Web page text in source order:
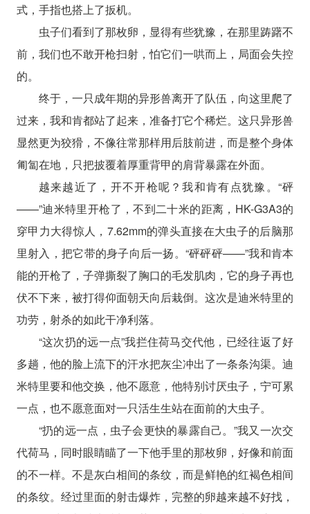
式，手指也搭上了扳机。
虫子们看到了那枚卵，显得有些犹豫，在那里踌躇不
前，我们也不敢开枪扫射，怕它们一哄而上，局面会失控
的。
终于，一只成年期的异形兽离开了队伍，向这里爬了
过来，我和肯都站了起来，准备打它个稀烂。这只异形兽
显然更为狡猾，不像往常那样用后肢前进，而是整个身体
匍匐在地，只把披覆着厚重背甲的肩背暴露在外面。
越来越近了，开不开枪呢？我和肯有点犹豫。“砰
——”迪米特里开枪了，不到二十米的距离，HK-G3A3的
穿甲力大得惊人，7.62mm的弹头直接在大虫子的后脑那
里射入，把它带的身子向后一扬。“砰砰砰——”我和肯本
能的开枪了，子弹撕裂了胸口的毛发肌肉，它的身子再也
伏不下来，被打得仰面朝天向后栽倒。这次是迪米特里的
功劳，射杀的如此干净利落。
“这次扔的远一点”我拦住荷马交代他，已经往返了好
多趟，他的脸上流下的汗水把灰尘冲出了一条条沟渠。迪
米特里要和他交换，他不愿意，他特别讨厌虫子，宁可累
一点，也不愿意面对一只活生生站在面前的大虫子。
“扔的远一点，虫子会更快的暴露自己。”我又一次交
代荷马，同时眼睛瞄了一下他手里的那枚卵，好像和前面
的不一样。不是灰白相间的条纹，而是鲜艳的红褐色相间
的条纹。经过里面的射击爆炸，完整的卵越来越不好找，